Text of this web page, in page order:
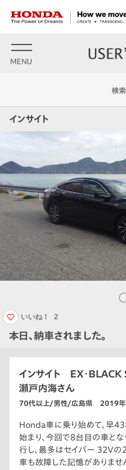
MENU
検
インサイト
本日、納車されました。
いいね！ 2
インサイト EX・BLACK
瀬戸内海さん
70代以上/男性/広島県 2019年
Honda車に乗り始めて、早43
始まり、今回で8台目の車と
行し、最多はセイバー 32Vの
車も故障した記憶がありま